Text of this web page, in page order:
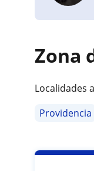
Zona
Localidades
Providencia